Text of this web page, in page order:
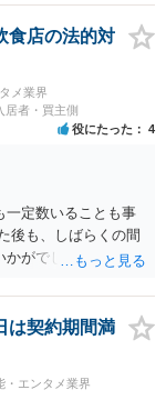
的にできない開発で
ですが、「物理的に
的にできない開発」
「物理的にできな
は間に合わない」
とする債務不履行
マシンを作るとい
があります。 いず
できない」部分を除
、その部分に相当す
し、当該開発完了部
開発内容を知る必要
検討された方がよい
食店の法的対
メ業界
居者・買主側
役にたった 4
一定数いることも事
後も、しばらくの間
かがでしょうか。 そ
、それ以外には一切
タッフの方の負担軽
が、ご参考になりま
は契約期間満
・エンタメ業界